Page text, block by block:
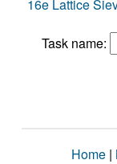
16e Lattice
Task name:
Home |